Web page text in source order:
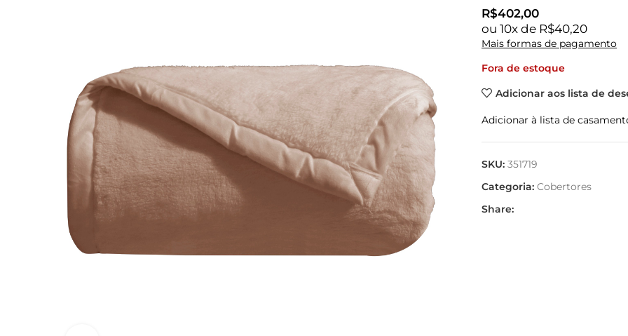
R$402,00
ou 10x de R$40,20
Mais formas de pagamento
Fora de estoque
Adicionar aos lista de
Adicionar à lista de
SKU: 351719
Categoria: Cobertores
Share: